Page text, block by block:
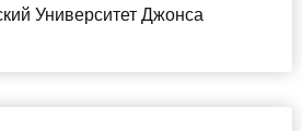
Университет Джонса